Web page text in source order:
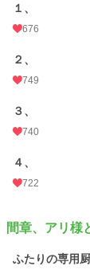
１、
676
２、
749
３、
740
４、
722
間章、アリ様
ふたりの専用